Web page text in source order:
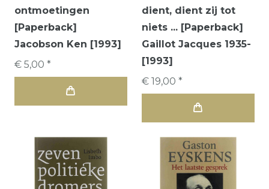
ontmoetingen
[Paperback]
Jacobson Ken [1993]
€ 5,00 *
dient, dient zij tot
niets ... [Paperback]
Gaillot Jacques 1935-
[1993]
€ 19,00 *